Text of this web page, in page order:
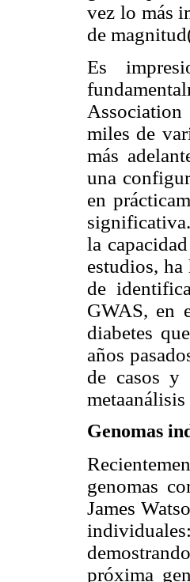
vez lo más
de
Es
miles de
más
una
en
la
estudios,
de
GWAS, en
diabetes
años
de casos y
Genomas
genomas
James
próxima